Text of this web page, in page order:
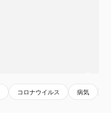
コロナウイルス 病気